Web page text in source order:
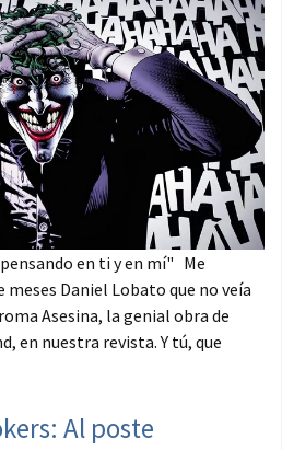
en ti y en mí" Me
meses Daniel Lobato que no veía
Asesina, la genial obra de
en nuestra revista. Y tú, que
Al poste